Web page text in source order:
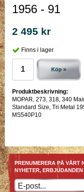
1956 - 91
2 495 kr
Finns i lager
Köp »
Produktbeskrivning:
MOPAR, 273, 318, 340
Standard Size, Tri Metal
MS540P10
PRENUMERERA PÅ VÅRT
NYHETER,